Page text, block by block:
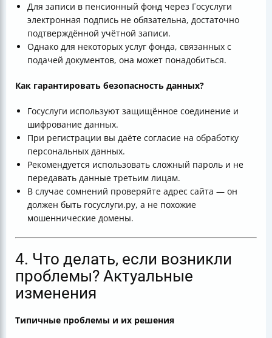
Для записи в пенсионный фонд через Госуслуги
электронная подпись не обязательна, достаточно
подтверждённой учётной записи.
Однако для некоторых услуг фонда, связанных с
подачей документов, она может понадобиться.
Как гарантировать безопасность данных?
Госуслуги используют защищённое соединение и
шифрование данных.
При регистрации вы даёте согласие на обработку
персональных данных.
Рекомендуется использовать сложный пароль и не
передавать данные третьим лицам.
В случае сомнений проверяйте адрес сайта — он
должен быть госуслуги.ру, а не похожие
мошеннические домены.
4. Что делать, если возникли
проблемы? Актуальные
изменения
Типичные проблемы и их решения